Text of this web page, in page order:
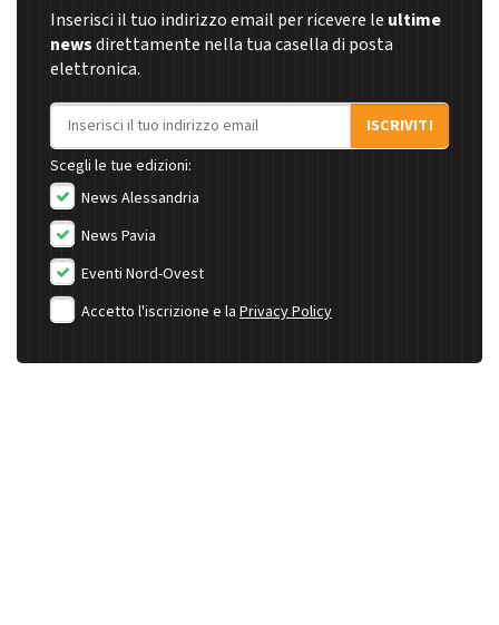
Inserisci il tuo indirizzo email per ricevere le ultime
newsdirettamente nella tua casella di posta
elettronica.
Indirizzo email
ISCRIVITI
Scegli le tue edizioni:
News Alessandria
News Pavia
Eventi Nord-Ovest
Accetto l'iscrizione e la Privacy Policy